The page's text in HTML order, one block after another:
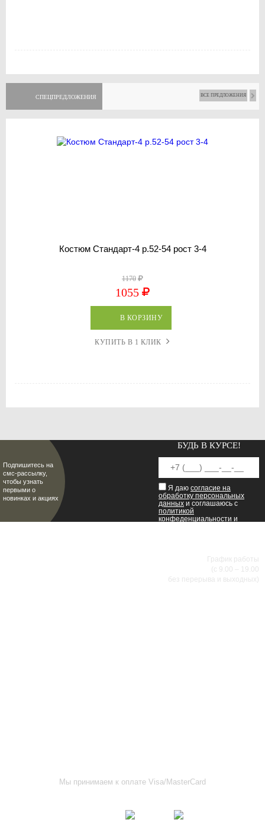
СПЕЦПРЕДЛОЖЕНИЯ ВСЕ ПРЕДЛОЖЕНИЯ
Костюм Стандарт-4 р.52-54 рост 3-4
1170
1055
В КОРЗИНУ
КУПИТЬ В 1 КЛИК
Подпишитесь на
смс-рассылку,
чтобы узнать
первыми о
новинках и акциях
БУДЬ В КУРСЕ!
Я даю согласие на
обработку персональных
данных и соглашаюсь с
политикой
конфеденциальности и
График работы
(с 9.00 – 19.00
без перерыва и выходных)
Мы принимаем к оплате Visa/MasterCard